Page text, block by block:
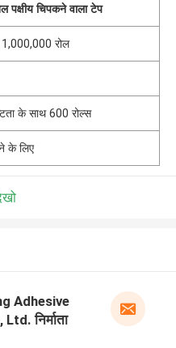
पक्षीय चिपकने वाला टेप
1,000,000 रोल
के साथ 600 रोल्स
के लिए
Adhesive
निर्माता